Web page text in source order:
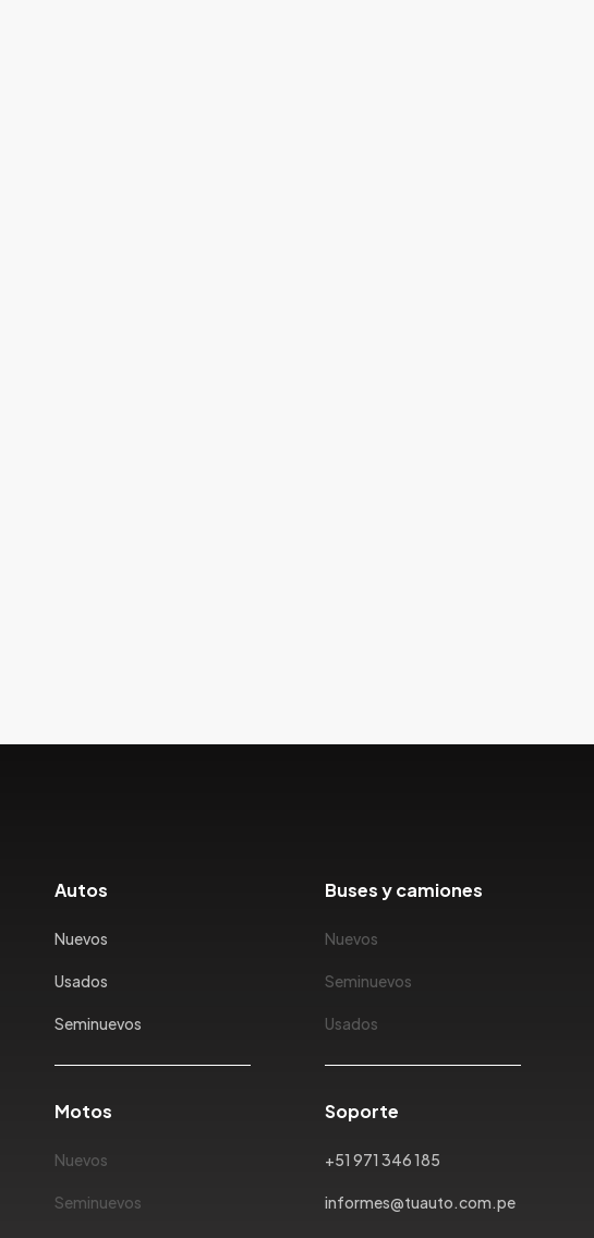
Autos
Nuevos
Usados
Seminuevos
Buses y camiones
Nuevos
Seminuevos
Usados
Motos
Nuevos
Seminuevos
Soporte
+51 971 346 185
informes@tuauto.com.pe